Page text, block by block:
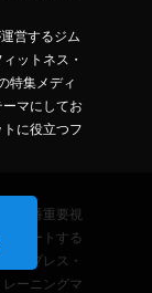
営するジム
ットネス・
特集メディ
マにしてお
に役立つフ
一番重要視
ポートする
チプレス・
ーニングマ